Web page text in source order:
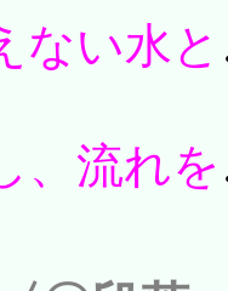
ない水と
、流れを